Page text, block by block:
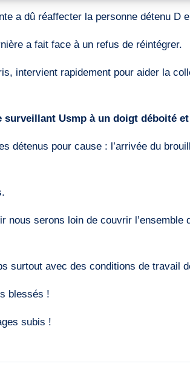
a dû réaffecter la personne détenu D
a fait face à un refus de réintégrer.
intervient rapidement pour aider la
Usmp à un doigt déboité et
détenus pour cause : l’arrivée du
nous serons loin de couvrir
surtout avec des conditions de travail
blessés !
subis !